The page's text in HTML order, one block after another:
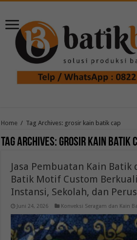
Home / Tag Archives: grosir kain batik cap
Tag Archives: grosir kain batik
Jasa Pembuatan Kain Batik
Batik Motif Custom
Instansi, Sekolah, dan
Juni 24, 2026 Konveksi Seragam dan Kain